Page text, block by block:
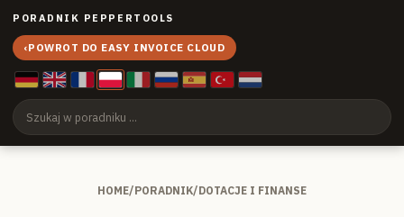
PORADNIK PEPPERTOOLS
‹POWROT DO EASY INVOICE CLOUD
HOME/PORADNIK/DOTACJE I FINANSE